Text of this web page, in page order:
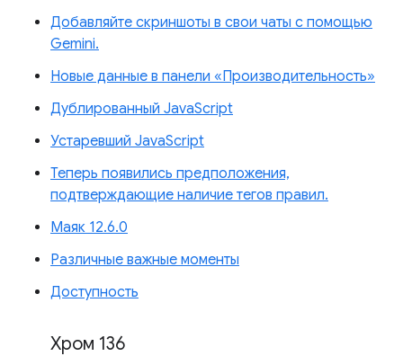
Добавляйте скриншоты в свои чаты с помощью
Gemini.
Новые данные в панели «Производительность»
Дублированный JavaScript
Устаревший JavaScript
Теперь появились предположения,
подтверждающие наличие тегов правил.
Маяк 12.6.0
Различные важные моменты
Доступность
Хром 136